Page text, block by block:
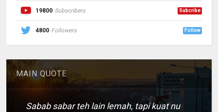
19800 Subscribers Subcribe
4800 Followers Follow
MAIN QUOTE
Sabab sabar teh lain lemah, tapi kuat nu